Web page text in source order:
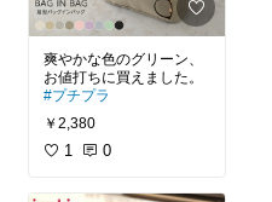
爽やかな色のグリーン、
お値打ちに買えました。
#プチプラ
￥2,380
1 0